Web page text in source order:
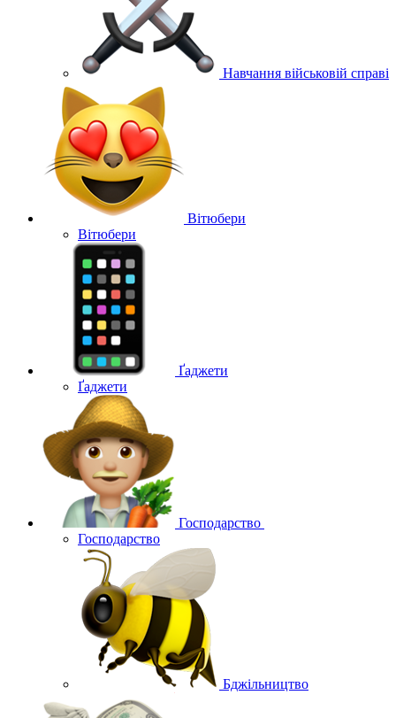
Навчання військовій справі
Вітюбери
Вітюбери
Ґаджети
Ґаджети
Господарство
Господарство
Бджільництво